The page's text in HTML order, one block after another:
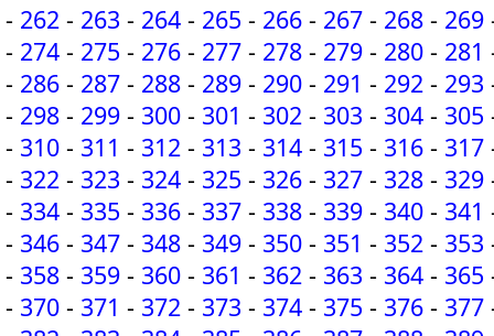
- 262 - 263 - 264 - 265 - 266 - 267 - 268 - 269
- 274 - 275 - 276 - 277 - 278 - 279 - 280 - 281
- 286 - 287 - 288 - 289 - 290 - 291 - 292 - 293
- 298 - 299 - 300 - 301 - 302 - 303 - 304 - 305
- 310 - 311 - 312 - 313 - 314 - 315 - 316 - 317
- 322 - 323 - 324 - 325 - 326 - 327 - 328 - 329
- 334 - 335 - 336 - 337 - 338 - 339 - 340 - 341
- 346 - 347 - 348 - 349 - 350 - 351 - 352 - 353
- 358 - 359 - 360 - 361 - 362 - 363 - 364 - 365
- 370 - 371 - 372 - 373 - 374 - 375 - 376 - 377